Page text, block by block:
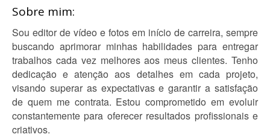
Sobre mim:
Sou editor de vídeo e fotos em início de carreira, sempre
buscando aprimorar minhas habilidades para entregar
trabalhos cada vez melhores aos meus clientes. Tenho
dedicação e atenção aos detalhes em cada projeto,
visando superar as expectativas e garantir a satisfação
de quem me contrata. Estou comprometido em evoluir
constantemente para oferecer resultados profissionais e
criativos.